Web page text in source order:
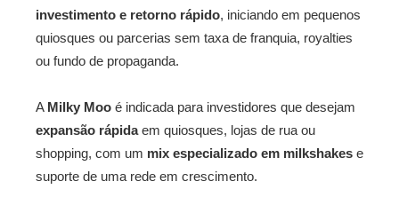
investimento e retorno rápido, iniciando em pequenos
quiosques ou parcerias sem taxa de franquia, royalties
ou fundo de propaganda.
A Milky Moo é indicada para investidores que desejam
expansão rápidaem quiosques, lojas de rua ou
shopping, com um mix especializado em milkshakes e
suporte de uma rede em crescimento.